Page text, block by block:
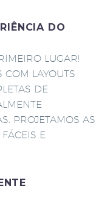
DO
LUGAR!
COM LAYOUTS
DE
PROJETAMOS AS
E